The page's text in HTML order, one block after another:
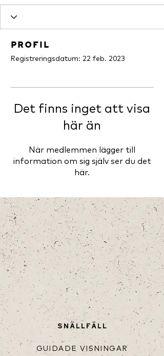
Profil
Registreringsdatum: 22 feb. 2023
Det finns inget att visa
här än
När medlemmen lägger till
information om sig själv ser du det
här.
SNÄLLFÄLL
GUIDADE VISNINGAR